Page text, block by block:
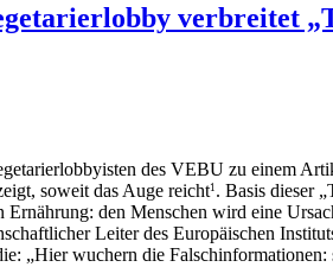
verbreitet
des VEBU zu einem
soweit das Auge reicht1 . Basis dieser
Ernährung: den Menschen wird eine
Leiter des Europäischen
„Hier wuchern die Falschinformationen: